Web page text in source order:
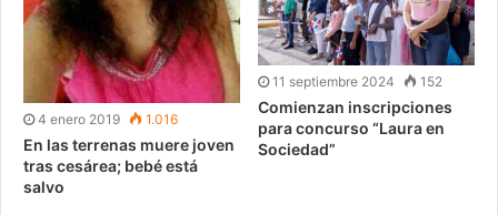
4 enero 2019 1.016
En las terrenas muere joven
tras cesárea; bebé está
salvo
11 septiembre 2024 152
Comienzan inscripciones
para concurso “Laura en
Sociedad”